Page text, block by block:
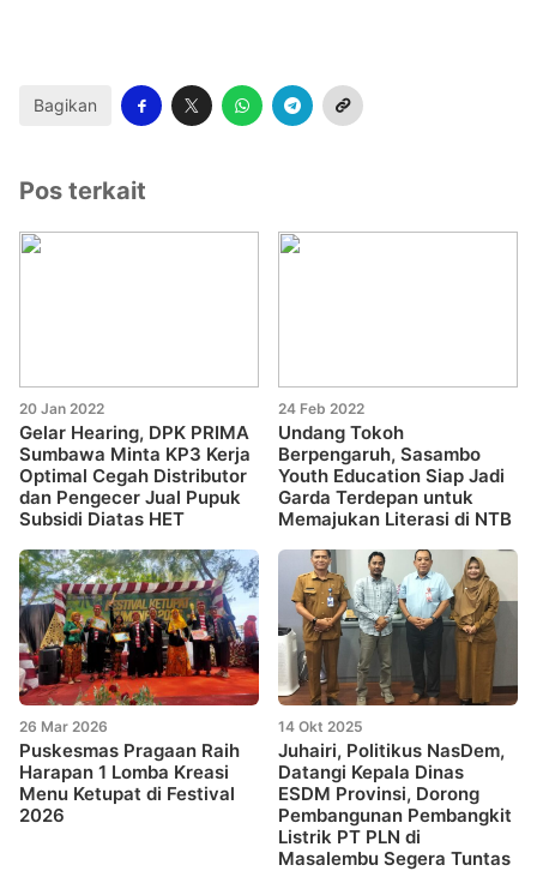
Bagikan
Pos terkait
20 Jan 2022
Gelar Hearing, DPK PRIMA
Sumbawa Minta KP3 Kerja
Optimal Cegah Distributor
dan Pengecer Jual Pupuk
Subsidi Diatas HET
24 Feb 2022
Undang Tokoh
Berpengaruh, Sasambo
Youth Education Siap Jadi
Garda Terdepan untuk
Memajukan Literasi di NTB
26 Mar 2026
Puskesmas Pragaan Raih
Harapan 1 Lomba Kreasi
Menu Ketupat di Festival
2026
14 Okt 2025
Juhairi, Politikus NasDem,
Datangi Kepala Dinas
ESDM Provinsi, Dorong
Pembangunan Pembangkit
Listrik PT PLN di
Masalembu Segera Tuntas